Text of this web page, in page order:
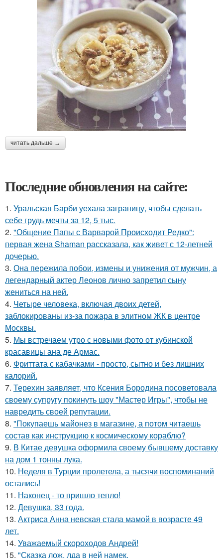
читать дальше →
Последние обновления на сайте:
1. Уральская Барби уехала заграницу, чтобы сделать
себе грудь мечты за 12, 5 тыс.
2. "Общение Папы с Варварой Происходит Редко":
первая жена Shaman рассказала, как живет с 12-летней
дочерью.
3. Она пережила побои, измены и унижения от мужчин, а
легендарный актер Леонов лично запретил сыну
жениться на ней.
4. Четыре человека, включая двоих детей,
заблокированы из-за пожара в элитном ЖК в центре
Москвы.
5. Мы встречаем утро с новыми фото от кубинской
красавицы ана де Армас.
6. Фриттата с кабачками - просто, сытно и без лишних
калорий.
7. Терехин заявляет, что Ксения Бородина посоветовала
своему супругу покинуть шоу "Мастер Игры", чтобы не
навредить своей репутации.
8. "Покупаешь майонез в магазине, а потом читаешь
состав как инструкцию к космическому кораблю?
9. В Китае девушка оформила своему бывшему доставку
на дом 1 тонны лука.
10. Неделя в Турции пролетела, а тысячи воспоминаний
остались!
11. Наконец - то пришло тепло!
12. Девушка, 33 года.
13. Актриса Анна невская стала мамой в возрасте 49
лет.
14. Уважаемый скороходов Андрей!
15. "Сказка лож, лда в ней намек.